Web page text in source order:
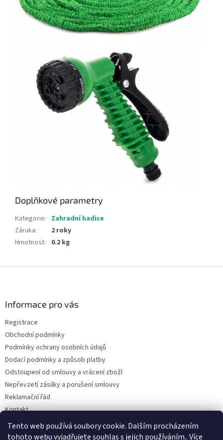
Tento web používá soubory cookie. Dalším procházením
tohoto webu vyjadřujete souhlas s jejich používáním.. Více
Doplňkové parametry
Kategorie: Zahradní hadice
Záruka:
2 roky
Hmotnost: 0.2 kg
Informace pro vás
Registrace
Obchodní podmínky
Podmínky ochrany osobních údajů
Dodací podmínky a způsob platby
Odstoupení od smlouvy a vrácení zboží
Nepřevzetí zásilky a porušení smlouvy
Reklamační řád
Kontakt
Napište nám